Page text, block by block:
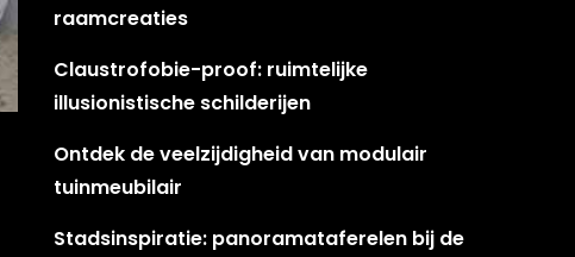
raamcreaties
Claustrofobie-proof: ruimtelijke
illusionistische schilderijen
Ontdek de veelzijdigheid van modulair
tuinmeubilair
Stadsinspiratie: panoramataferelen bij de